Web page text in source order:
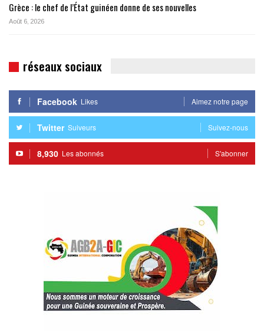
Grèce : le chef de l’État guinéen donne de ses nouvelles
Août 6, 2026
réseaux sociaux
Facebook Likes Aimez notre page
Twitter Suiveurs Suivez-nous
8,930 Les abonnés S'abonner